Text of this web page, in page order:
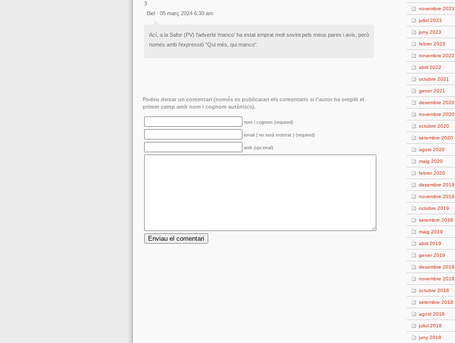
3
Biel - 05 març 2024 6:30 am
Ací, a la Safor (PV) l’adverbi ‘manco’ ha estat emprat molt sovint pels meus pares i avis, però
només amb l’expressió “Qui més, qui manco”.
Podeu deixar un comentari (només es publicaran els comentaris si l'autor ha omplit el
primer camp amb nom i cognom autèntics).
nom i cognom (required)
email ( no serà mostrat ) (required)
web (opcional)
novembre 2023
juliol 2023
juny 2023
febrer 2023
novembre 2022
abril 2022
octubre 2021
gener 2021
desembre 2020
novembre 2020
octubre 2020
setembre 2020
agost 2020
maig 2020
febrer 2020
desembre 2019
novembre 2019
octubre 2019
setembre 2019
maig 2019
abril 2019
gener 2019
desembre 2018
novembre 2018
octubre 2018
setembre 2018
agost 2018
juliol 2018
juny 2018